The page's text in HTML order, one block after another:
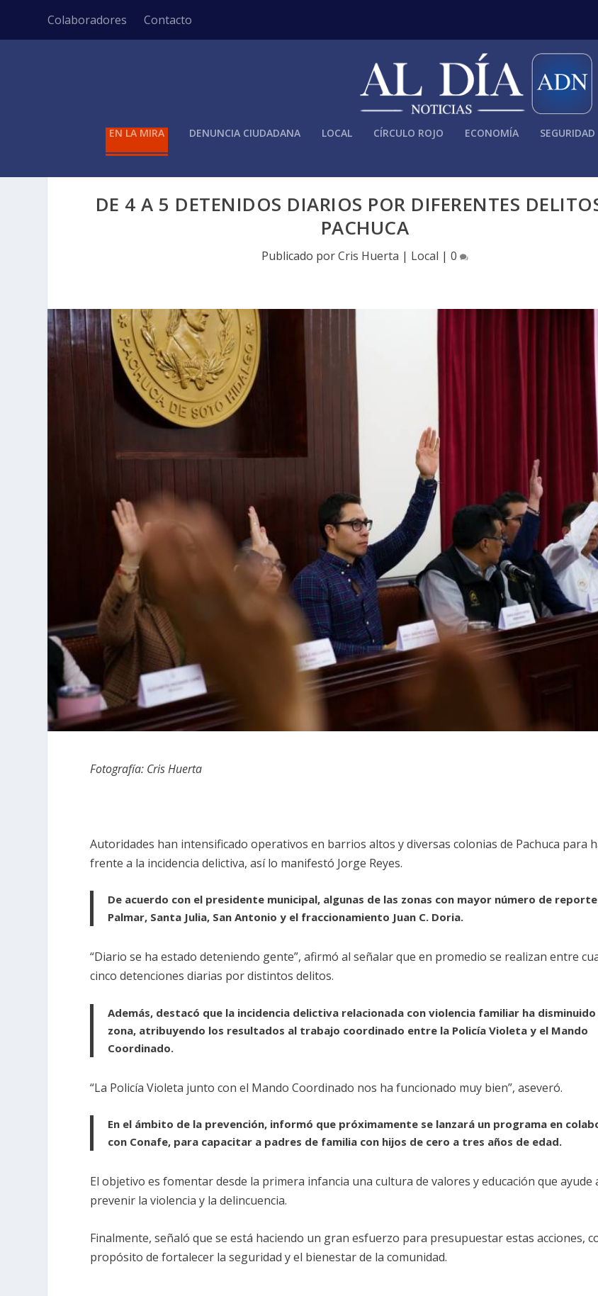
Colaboradores Contacto
EN LA MIRA DENUNCIA CIUDADANA LOCAL CÍRCULO ROJO ECONOMÍA SEGURIDAD
DE 4 A 5 DETENIDOS DIARIOS POR DIFERENTES
PACHUCA
Publicado porCris Huerta | Local | 0
Fotografía: Cris Huerta
Autoridades han intensificado operativos en barrios altos y diversas colonias de Pachuca para
frente a la incidencia delictiva, así lo manifestó Jorge Reyes.
De acuerdo con el presidente municipal, algunas de las zonas con mayor número de
Palmar, Santa Julia, San Antonio y el fraccionamiento Juan C. Doria.
“Diario se ha estado deteniendo gente”, afirmó al señalar que en promedio se realizan entre
cinco detenciones diarias por distintos delitos.
Además, destacó que la incidencia delictiva relacionada con violencia familiar ha disminuido
zona, atribuyendo los resultados al trabajo coordinado entre la Policía Violeta y el Mando
Coordinado.
“La Policía Violeta junto con el Mando Coordinado nos ha funcionado muy bien”, aseveró.
En el ámbito de la prevención, informó que próximamente se lanzará un programa en
con Conafe, para capacitar a padres de familia con hijos de cero a tres años de edad.
El objetivo es fomentar desde la primera infancia una cultura de valores y educación que ayude
prevenir la violencia y la delincuencia.
Finalmente, señaló que se está haciendo un gran esfuerzo para presupuestar estas acciones,
propósito de fortalecer la seguridad y el bienestar de la comunidad.